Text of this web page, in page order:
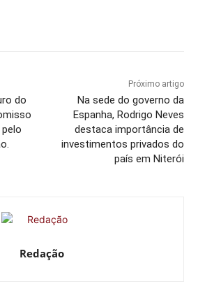
do
Próximo artigo
Na sede do governo da
Espanha, Rodrigo Neves
destaca importância de
investimentos privados do
país em Niterói
Redação